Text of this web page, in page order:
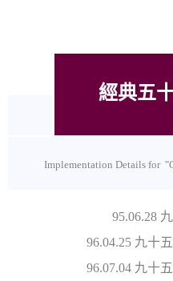
經典五
Implementation Details for
95.06.28
96.04.25 九十
96.07.04 九十